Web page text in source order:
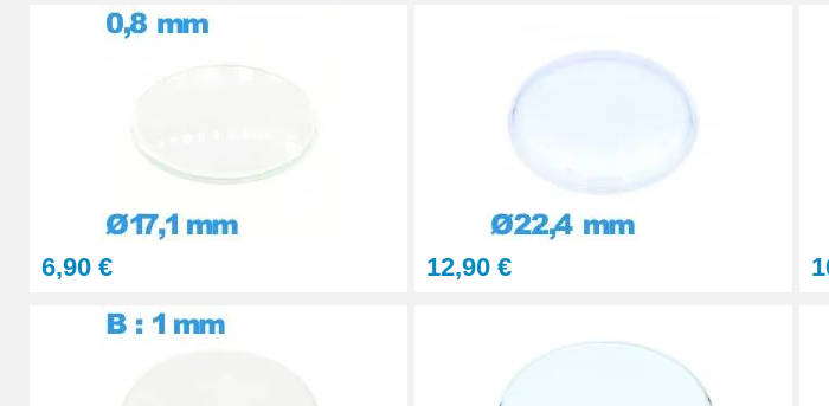
STOCK
29,90 €
60,90 €
Pince pour Changer un Verre de Montre
6,90 € 12,90 €